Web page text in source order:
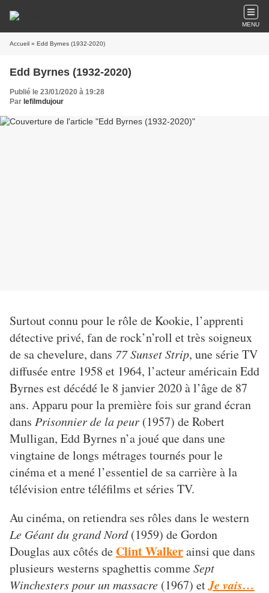
MENU
Accueil » Edd Byrnes (1932-2020)
Edd Byrnes (1932-2020)
Publié le 23/01/2020 à 19:28
Par lefilmdujour
Surtout connu pour le rôle de Kookie, l’apprenti
détective privé, fan de rock’n’roll et très soigneux
de sa chevelure, dans 77 Sunset Strip, une série TV
diffusée entre 1958 et 1964, l’acteur américain Edd
Byrnes est décédé le 8 janvier 2020 à l’âge de 87
ans. Apparu pour la première fois sur grand écran
dans Prisonnier de la peur (1957) de Robert
Mulligan, Edd Byrnes n’a joué que dans une
vingtaine de longs métrages tournés pour le
cinéma et a mené l’essentiel de sa carrière à la
télévision entre téléfilms et séries TV.
Au cinéma, on retiendra ses rôles dans le western
Le Géant du grand Nord(1959) de Gordon
Douglas aux côtés de Clint Walkerainsi que dans
plusieurs westerns spaghettis commeSept
Winchesterspour un massacre (1967) etJe vais…